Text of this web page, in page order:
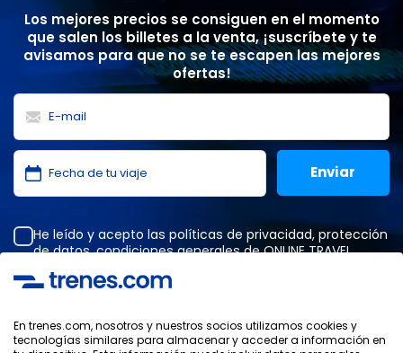
Los mejores precios se consiguen en el momento
que salen los billetes a la venta, ¡suscríbete y te
avisamos para que no se te escapen las mejores
ofertas!
He leído y acepto las políticas de privacidad, protección
de datos,condiciones generalesde ONLINE TRAVEL
Política de Privacidad
En trenes.com, nosotros y nuestros socios utilizamos cookies y
tecnologías similares para almacenar y acceder a información en